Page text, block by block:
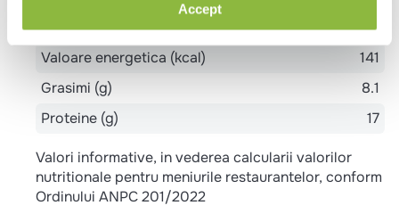
Accept
Valoare energetica (kj)
589
Valoare energetica (kcal)
141
Grasimi (g)
8.1
Proteine (g)
17
Valori informative, in vederea calcularii valorilor
nutritionale pentru meniurile restaurantelor, conform
Ordinului ANPC 201/2022